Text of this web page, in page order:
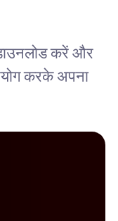
करें और
करके अपना